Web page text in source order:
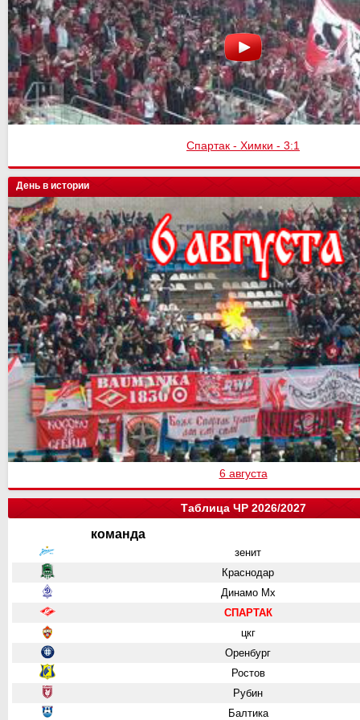
Спартак - Химки - 3:1
День в истории
6 августа
Таблица ЧР 2026/2027
команда
зенит
Краснодар
Динамо Мх
СПАРТАК
цкг
Оренбург
Ростов
Рубин
Балтика